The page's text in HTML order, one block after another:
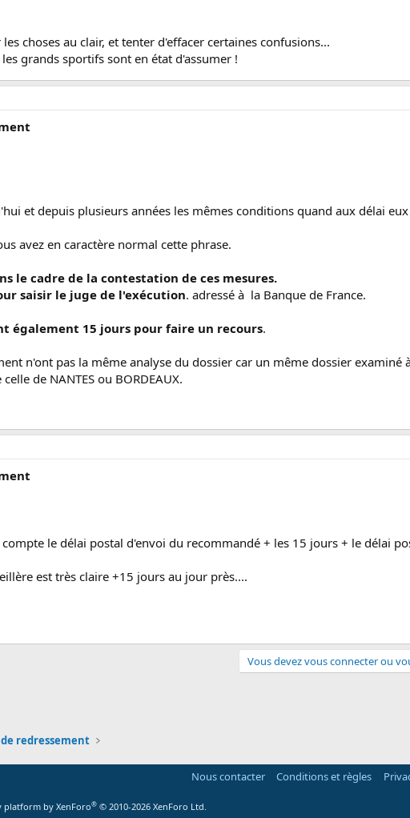
choses au clair, et tenter d'effacer certaines confusions...
grands sportifs sont en état d'assumer !
et depuis plusieurs années les mêmes conditions quand aux délai
avez en caractère normal cette phrase.
le cadre de la contestation de ces mesures.
saisir le juge de l'exécution. adressé à la Banque de France.
également 15 jours pour faire un recours.
n'ont pas la même analyse du dossier car un même dossier examiné
de NANTES ou BORDEAUX.
le délai postal d'envoi du recommandé + les 15 jours + le délai
est très claire +15 jours au jour près....
Vous devez vous connecter ou
redressement
Nous contacter Conditions et règles
platform by XenForo® © 2010-2026 XenForo Ltd.